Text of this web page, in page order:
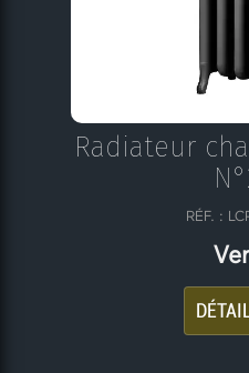
Radiateur
RÉF. :